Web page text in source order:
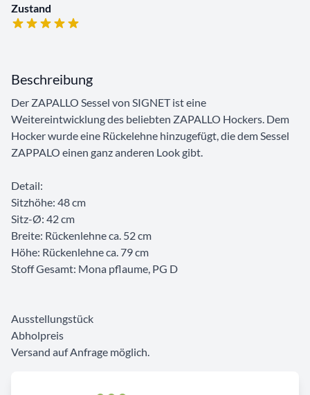
Zustand
Beschreibung
Der ZAPALLO Sessel von SIGNET ist eine
Weitereintwicklung des beliebten ZAPALLO Hockers. Dem
Hocker wurde eine Rückelehne hinzugefügt, die dem Sessel
ZAPPALO einen ganz anderen Look gibt.
Detail:
Sitzhöhe: 48 cm
Sitz-Ø: 42 cm
Breite: Rückenlehne ca. 52 cm
Höhe: Rückenlehne ca. 79 cm
Stoff Gesamt: Mona pflaume, PG D
Ausstellungstück
Abholpreis
Versand auf Anfrage möglich.